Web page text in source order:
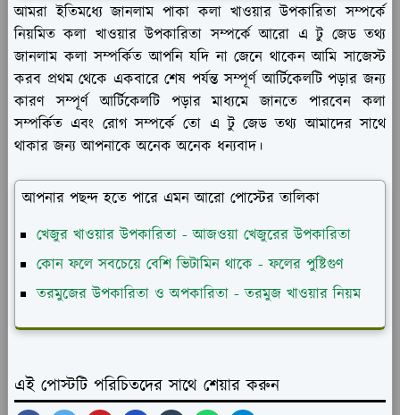
আমরা ইতিমধ্যে জানলাম পাকা কলা খাওয়ার উপকারিতা সম্পর্কে
নিয়মিত কলা খাওয়ার উপকারিতা সম্পর্কে আরো এ টু জেড তথ্য
জানলাম কলা সম্পর্কিত আপনি যদি না জেনে থাকেন আমি সাজেস্ট
করব প্রথম থেকে একবারে শেষ পর্যন্ত সম্পূর্ণ আর্টিকেলটি পড়ার জন্য
কারণ সম্পূর্ণ আর্টিকেলটি পড়ার মাধ্যমে জানতে পারবেন কলা
সম্পর্কিত এবং রোগ সম্পর্কে তো এ টু জেড তথ্য আমাদের সাথে
থাকার জন্য আপনাকে অনেক অনেক ধন্যবাদ।
আপনার পছন্দ হতে পারে এমন আরো পোস্টের তালিকা
খেজুর খাওয়ার উপকারিতা - আজওয়া খেজুরের উপকারিতা
কোন ফলে সবচেয়ে বেশি ভিটামিন থাকে - ফলের পুষ্টিগুণ
তরমুজের উপকারিতা ও অপকারিতা - তরমুজ খাওয়ার নিয়ম
এই পোস্টটি পরিচিতদের সাথে শেয়ার করুন